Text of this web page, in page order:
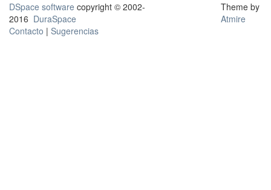
DSpace software copyright © 2002-
2016 DuraSpace
Contacto | Sugerencias
Theme by
Atmire